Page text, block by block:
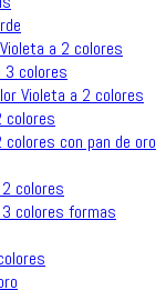
a 2 colores
3 colores
Violeta a 2 colores
colores
colores con pan de oro
colores
colores formas